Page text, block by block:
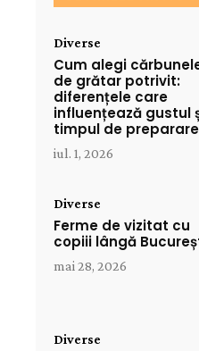
Diverse
Cum alegi
de grătar potrivit:
diferențele care
influențează gustul
timpul de preparare
iul. 1, 2026
Diverse
Ferme de vizitat cu
copiii lângă
mai 28, 2026
Diverse